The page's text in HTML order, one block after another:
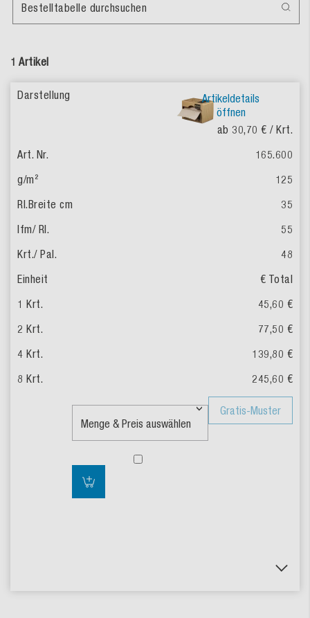
1 Artikel
Bestelltabelle durchsuchen
Artikeldetails
öffnen
ab 30,70 € / Krt.
165.600
125
35
55
48
€ Total
45,60 €
77,50 €
139,80 €
245,60 €
Gratis-Muster